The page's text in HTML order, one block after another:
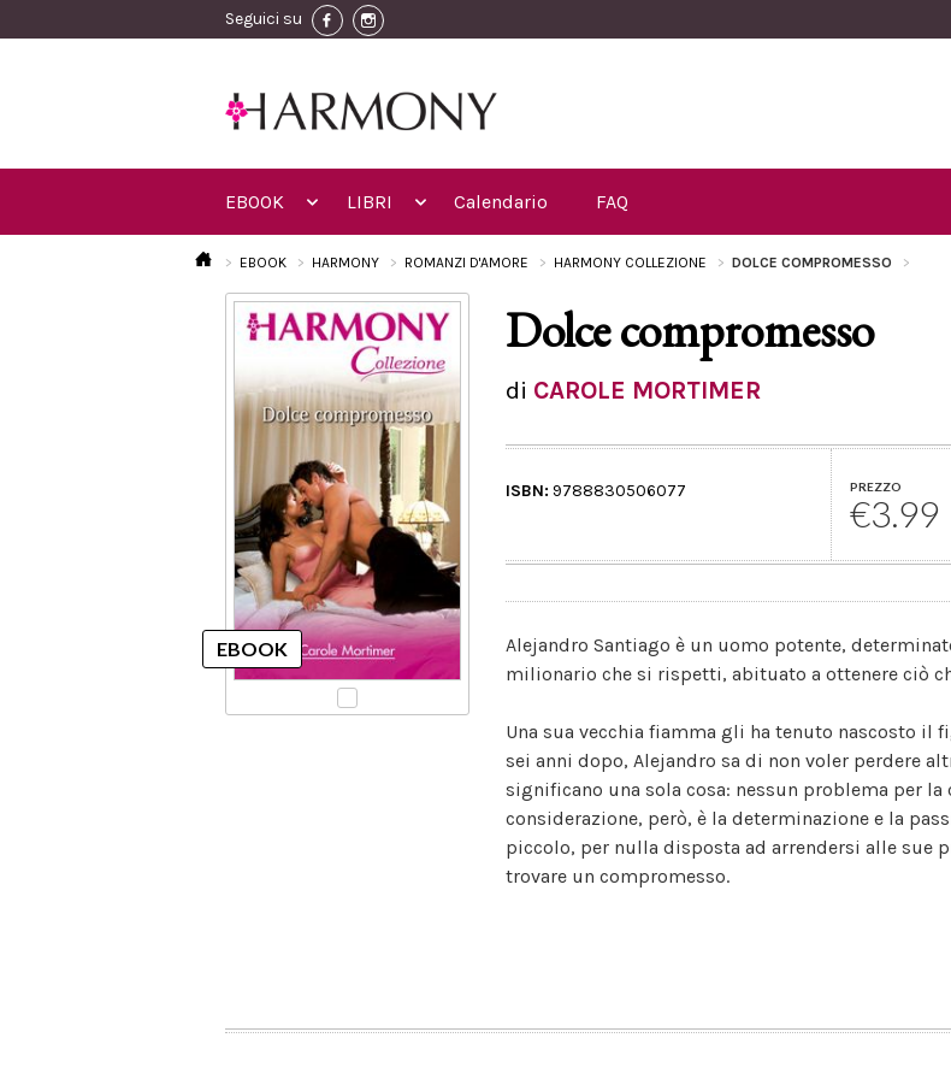
Seguici su
EBOOK LIBRI Calendario FAQ
EBOOK HARMONY ROMANZI D'AMORE HARMONY COLLEZIONE DOLCE COMPROMESSO
Dolce compromesso
di CAROLE MORTIMER
ISBN: 9788830506077 PREZZO
€3.99
Alejandro Santiago è un uomo potente,
milionario che si rispetti, abituato a ottenere ciò
Una sua vecchia fiamma gli ha tenuto nascosto il
sei anni dopo, Alejandro sa di non voler perdere
significano una sola cosa: nessun problema per
considerazione, però, è la determinazione e la
piccolo, per nulla disposta ad arrendersi alle sue
trovare un compromesso.